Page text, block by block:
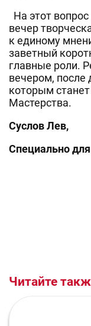
На этот
вечер
к единому
заветный
главные роли.
вечером, после
которым
Мастерства.
Суслов Лев,
Специально для
Читайте